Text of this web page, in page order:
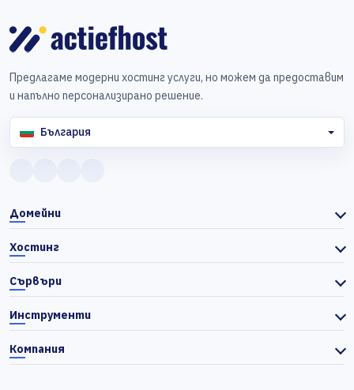
Предлагаме модерни хостинг услуги, но можем да предоставим
и напълно персонализирано решение.
България
Домейни
Хостинг
Сървъри
Инструменти
Компания